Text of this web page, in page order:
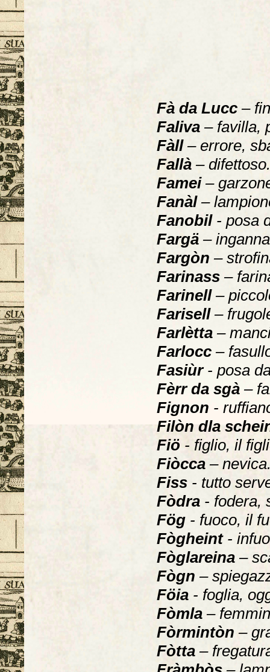
Fà da Lucc –
Faliva – favilla,
Fàll– errore,
Fallà – difettoso.
Famei –
Fanàl –
Fanobil - posa
Fargä –
Fargòn–
Farinass–
Farinell –
Farisell –
Farlètta –
Farlocc –
Fasiùr - posa
Fèrr da sgà –
Fignon -
Filòn dla
Fiö - figlio, il
Fiòcca –
Fiss - tutto
Fòdra - fodera,
Fög - fuoco, il
Fògheint -
Fòglareina –
Fògn –
Föia - foglia,
Fòmla –
Fòrmintòn –
Fòtta –